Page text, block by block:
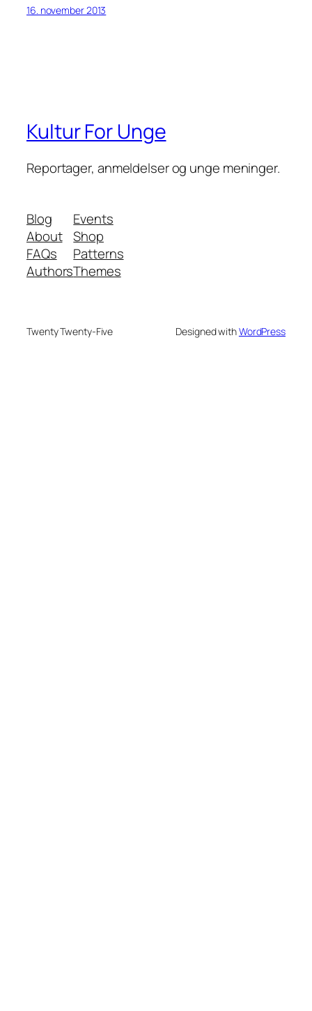
16. november 2013
Kultur For Unge
Reportager, anmeldelser og unge meninger.
Blog
About
FAQs
Authors
Events
Shop
Patterns
Themes
Twenty Twenty-Five Designed withWordPress